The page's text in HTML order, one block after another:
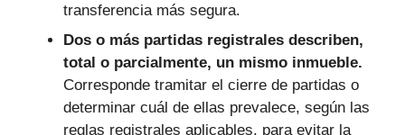
transferencia más segura.
Dos o más partidas registrales describen,
total o parcialmente, un mismo inmueble.
Corresponde tramitar el cierre de partidas o
determinar cuál de ellas prevalece, según las
reglas registrales aplicables, para evitar la